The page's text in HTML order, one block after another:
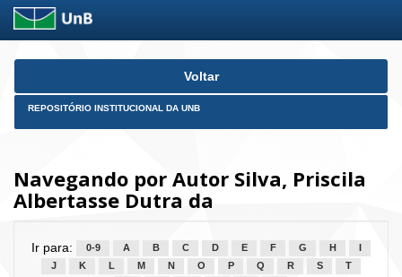
Skip
Voltar
REPOSITÓRIO INSTITUCIONAL DA UNB
Navegando por Autor Silva, Priscila
Albertasse Dutra da
Ir para: 0-9 A B C D E F G H
J
K L M N O P Q R S
T